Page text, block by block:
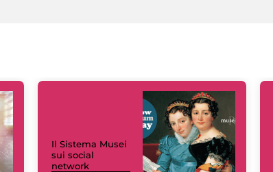
Il Sistema Musei
sui social
network